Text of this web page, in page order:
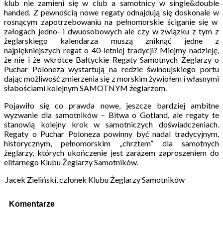
klub nie zamieni się w club a samotnicy w single&double
handed. Z pewnością nowe regaty odnajdują się doskonale w
rosnącym zapotrzebowaniu na pełnomorskie ściganie się w
załogach jedno- i dwuosobowych ale czy w związku z tym z
żeglarskiego kalendarza muszą zniknąć jedne z
najpiękniejszych regat o 40-letniej tradycji? Miejmy nadzieję,
że nie i że wkrótce Bałtyckie Regaty Samotnych Żeglarzy o
Puchar Poloneza wystartują na redzie świnoujskiego portu
dając możliwość zmierzenia się z morskim żywiołem i własnymi
słabościami kolejnym SAMOTNYM żeglarzom.
Pojawiło się co prawda nowe, jeszcze bardziej ambitne
wyzwanie dla samotników – Bitwa o Gotland, ale regaty te
stanowią kolejny krok w samotniczych doświadczeniach.
Regaty o Puchar Poloneza powinny być nadal tradycyjnym,
historycznym, pełnomorskim „chrztem” dla samotnych
żeglarzy, których ukończenie jest zarazem zaproszeniem do
elitarnego Klubu Żeglarzy Samotników.
Jacek Zieliński, członek Klubu Żeglarzy Samotników
Komentarze